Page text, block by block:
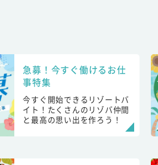
急募！今すぐ働けるお仕
事特集
今すぐ開始できるリゾートバ
イト！たくさんのリゾバ仲間
と最高の思い出を作ろう！